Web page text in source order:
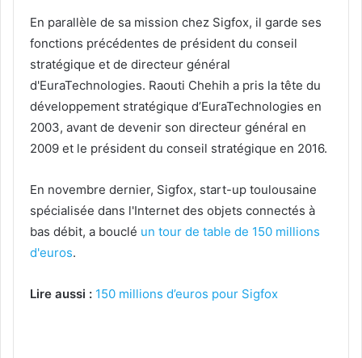
En parallèle de sa mission chez Sigfox, il garde ses
fonctions précédentes de président du conseil
stratégique et de directeur général
d'EuraTechnologies. Raouti Chehih a pris la tête du
développement stratégique d’EuraTechnologies en
2003, avant de devenir son directeur général en
2009 et le président du conseil stratégique en 2016.
En novembre dernier, Sigfox, start-up toulousaine
spécialisée dans l'Internet des objets connectés à
bas débit, a bouclé un tour de table de 150 millions
d'euros.
Lire aussi : 150 millions d’euros pour Sigfox